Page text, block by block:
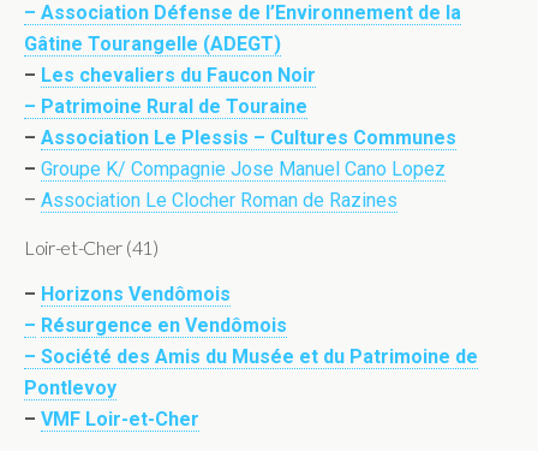
– Association Défense de l’Environnement de la
Gâtine Tourangelle (ADEGT)
– Les chevaliers du Faucon Noir
– Patrimoine Rural de Touraine
– Association Le Plessis – Cultures Communes
– Groupe K/ Compagnie Jose Manuel Cano Lopez
– Association Le Clocher Roman de Razines
Loir-et-Cher (41)
– Horizons Vendômois
– Résurgence en Vendômois
– Société des Amis du Musée et du Patrimoine de
Pontlevoy
– VMF Loir-et-Cher